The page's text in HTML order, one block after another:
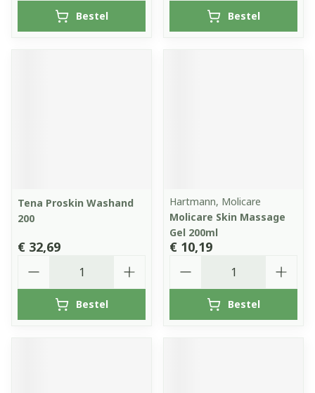
Bestel Bestel
Tena Proskin Washand
200
€ 32,69
Bestel
Hartmann, Molicare
Molicare Skin Massage
Gel 200ml
€ 10,19
Bestel